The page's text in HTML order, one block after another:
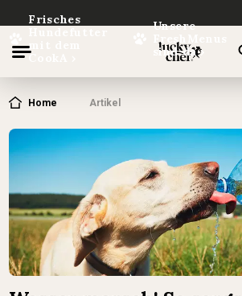
springen
Frisches
mit dem
CookA
Unsere
FreshMenus
sind da
Home Artikel